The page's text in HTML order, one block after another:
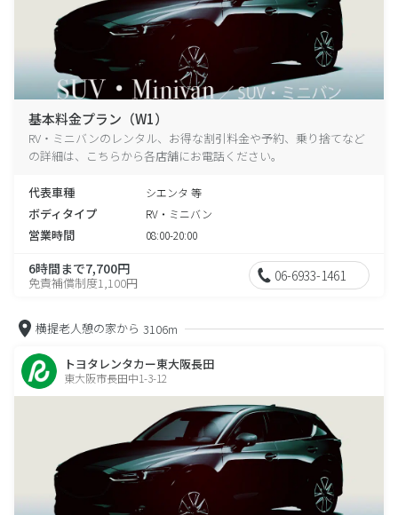
基本料金プラン（W1）
RV・ミニバンのレンタル、お得な割引料金や予約、乗り捨てなど
の詳細は、こちらから各店舗にお電話ください。
代表車種 シエンタ 等
ボディタイプ RV・ミニバン
営業時間 08:00-20:00
6時間まで7,700円
免責補償制度1,100円 06-6933-1461
横提老人憩の家から 3106m
トヨタレンタカー東大阪長田
東大阪市長田中1-3-12